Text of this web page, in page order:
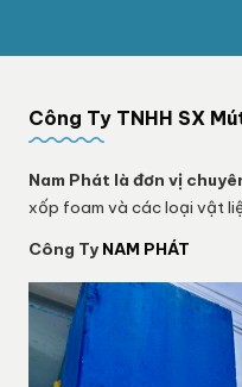
Công Ty TNHH SX
Nam Phát là đơn vị
xốp foam và các loại vật
Công Ty NAM PHÁT